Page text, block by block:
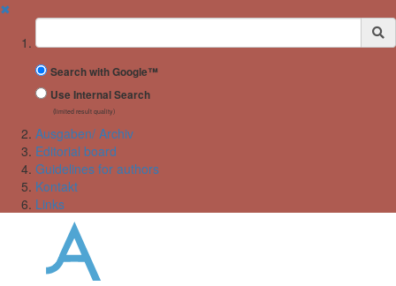
✖
Suchbegriff
Search with Google™
Use Internal Search
(limited result quality)
Ausgaben/ Archiv
Editorial board
Guidelines for authors
Kontakt
Links